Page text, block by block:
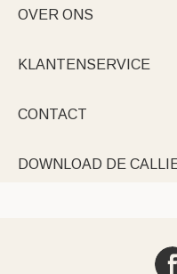
OVER ONS
KLANTENSERVICE
CONTACT
DOWNLOAD DE